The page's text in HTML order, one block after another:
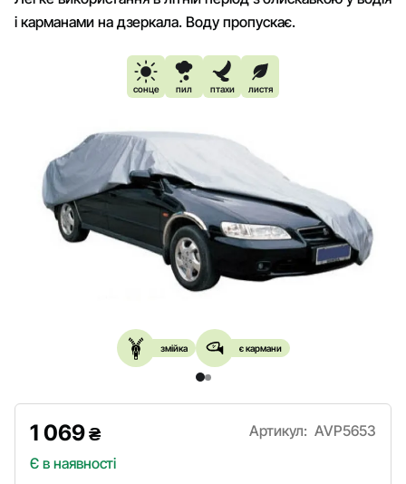
і карманами на дзеркала. Воду пропускає.
сонце пил птахи листя
змійка є кармани
1 069₴
Є в наявності
Артикул: AVP5653